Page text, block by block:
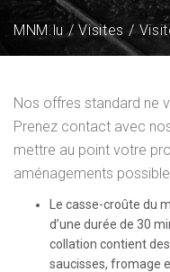
MNM.lu Visites
Nos offres standard ne
Prenez contact avec
mettre au point votre
aménagements
Le casse-croûte du
d’une durée de 30
collation contient
saucisses, fromage